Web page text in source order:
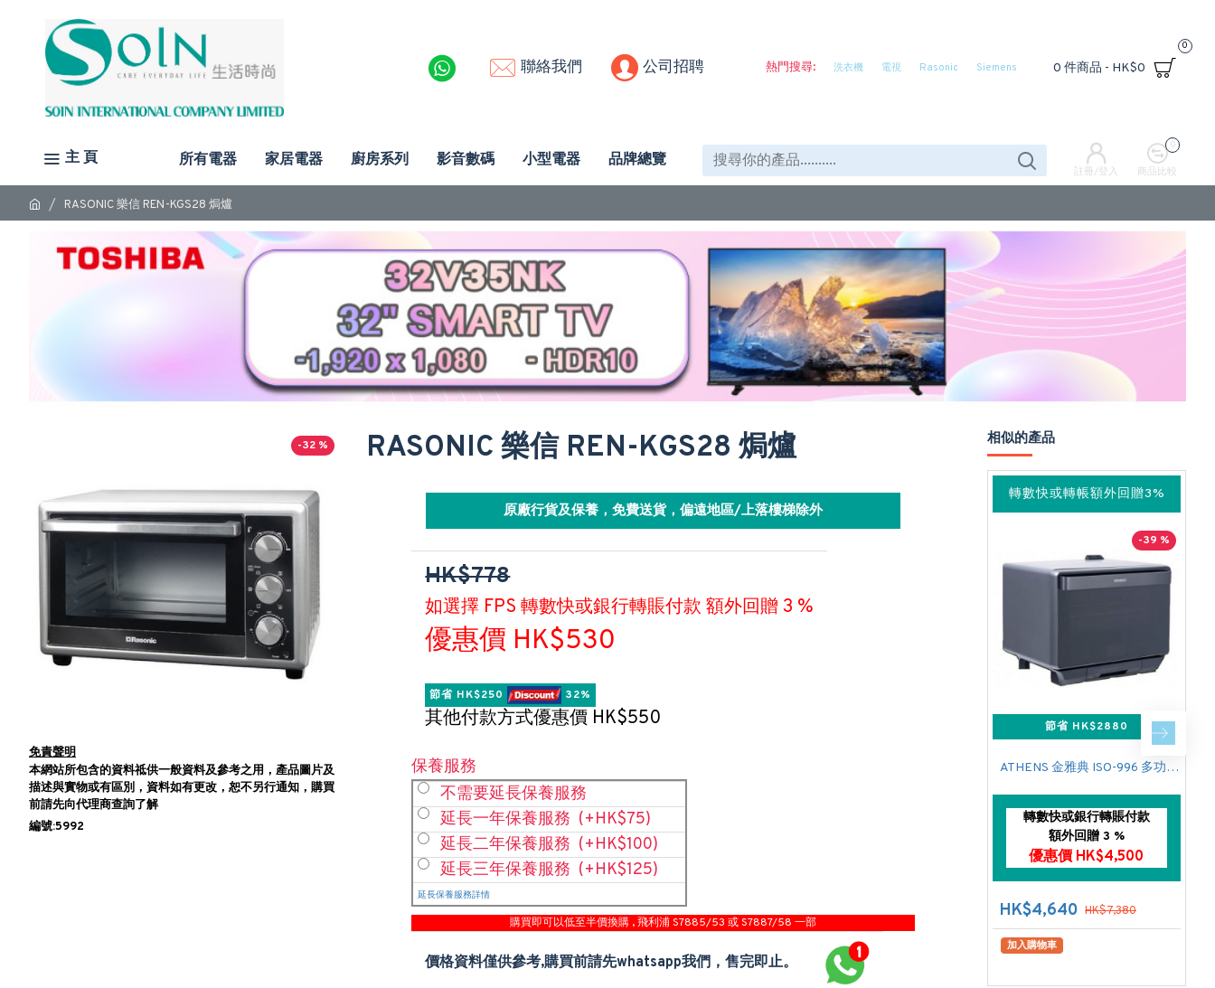
聯絡我們 公司招聘 熱門搜尋: 洗衣機 電視 Rasonic Siemens 0 件商品 - HK$0
0
主 頁 所有電器 家居電器 廚房系列 影音數碼 小型電器 品牌總覽
註冊/登入 商品比較
0
RASONIC 樂信 REN-KGS28 焗爐
-32 %
免責聲明
本網站所包含的資料祗供一般資料及參考之用，產品圖片及
描述與實物或有區別，資料如有更改，恕不另行通知，購買
前請先向代理商查詢了解
編號:5992
RASONIC 樂信 REN-KGS28 焗爐
原廠行貨及保養，免費送貨，偏遠地區/上落樓梯除外
HK$778
如選擇 FPS 轉數快或銀行轉賬付款 額外回贈 3 %
優惠價 HK$530
節省 HK$250 32%
其他付款方式優惠價 HK$550
保養服務
不需要延長保養服務
延長一年保養服務 (+HK$75)
延長二年保養服務 (+HK$100)
延長三年保養服務 (+HK$125)
延長保養服務詳情
購買即可以低至半價換購 , 飛利浦 S7885/53 或 S7887/58 一部
價格資料僅供參考,購買前請先whatsapp我們，售完即止。
相似的產品
轉數快或轉帳額外回贈3%
-39 %
節省 HK$2880
ATHENS 金雅典 ISO-996 多功能蒸氣焗爐
轉數快或銀行轉賬付款
額外回贈 3 %
優惠價 HK$4,500
HK$4,640 HK$7,380
加入購物車